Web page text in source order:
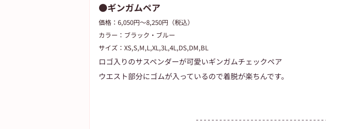
●ギンガムペア
価格：6,050円～8,250円（税込）
カラー：ブラック・ブルー
サイズ：XS,S,M,L,XL,3L,4L,DS,DM,BL
ロゴ入りのサスペンダーが可愛いギンガムチェックペア
ウエスト部分にゴムが入っているので着脱が楽ちんです。